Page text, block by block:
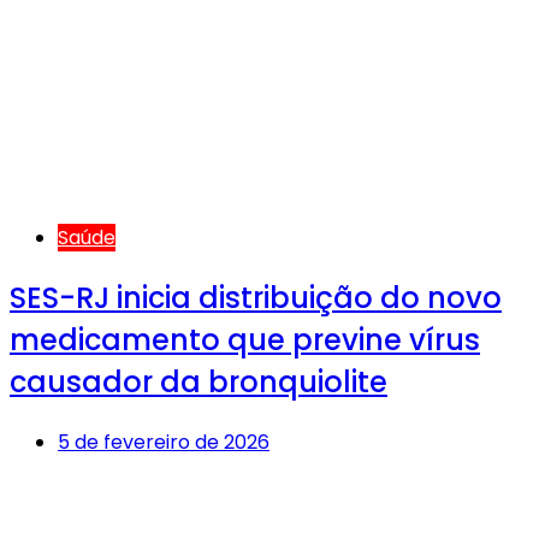
Saúde
SES-RJ inicia distribuição do novo
medicamento que previne vírus
causador da bronquiolite
5 de fevereiro de 2026